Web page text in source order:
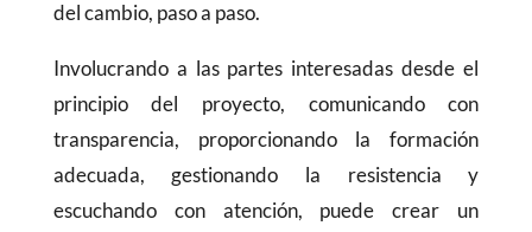
del cambio, paso a paso.
Involucrando a las partes interesadas desde el
principio del proyecto, comunicando con
transparencia, proporcionando la formación
adecuada, gestionando la resistencia y
escuchando con atención, puede crear un